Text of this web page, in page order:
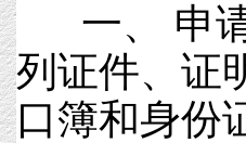
一、 申
列证件、证
口簿和身